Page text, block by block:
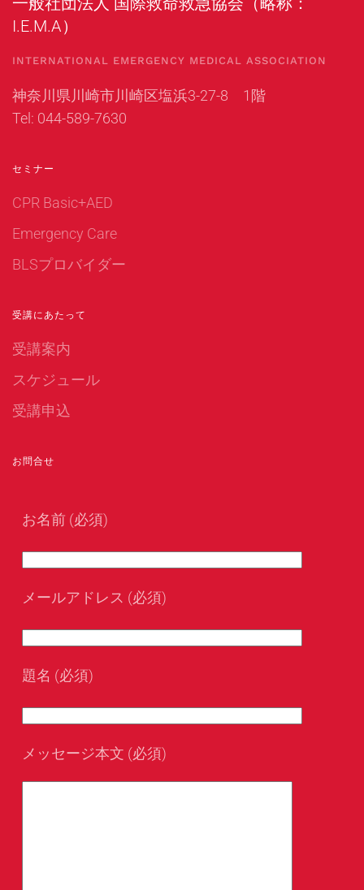
I.E.M.A）
INTERNATIONAL EMERGENCY MEDICAL ASSOCIATION
神奈川県川崎市川崎区塩浜3-27-8 1階
Tel: 044-589-7630
セミナー
CPR Basic+AED
Emergency Care
BLSプロバイダー
受講にあたって
受講案内
スケジュール
受講申込
お問合せ
お名前 (必須)
メールアドレス (必須)
題名 (必須)
メッセージ本文 (必須)